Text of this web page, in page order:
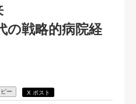
の戦略的病院経
ー X ポスト